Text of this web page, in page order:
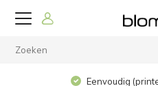
Eenvoudig